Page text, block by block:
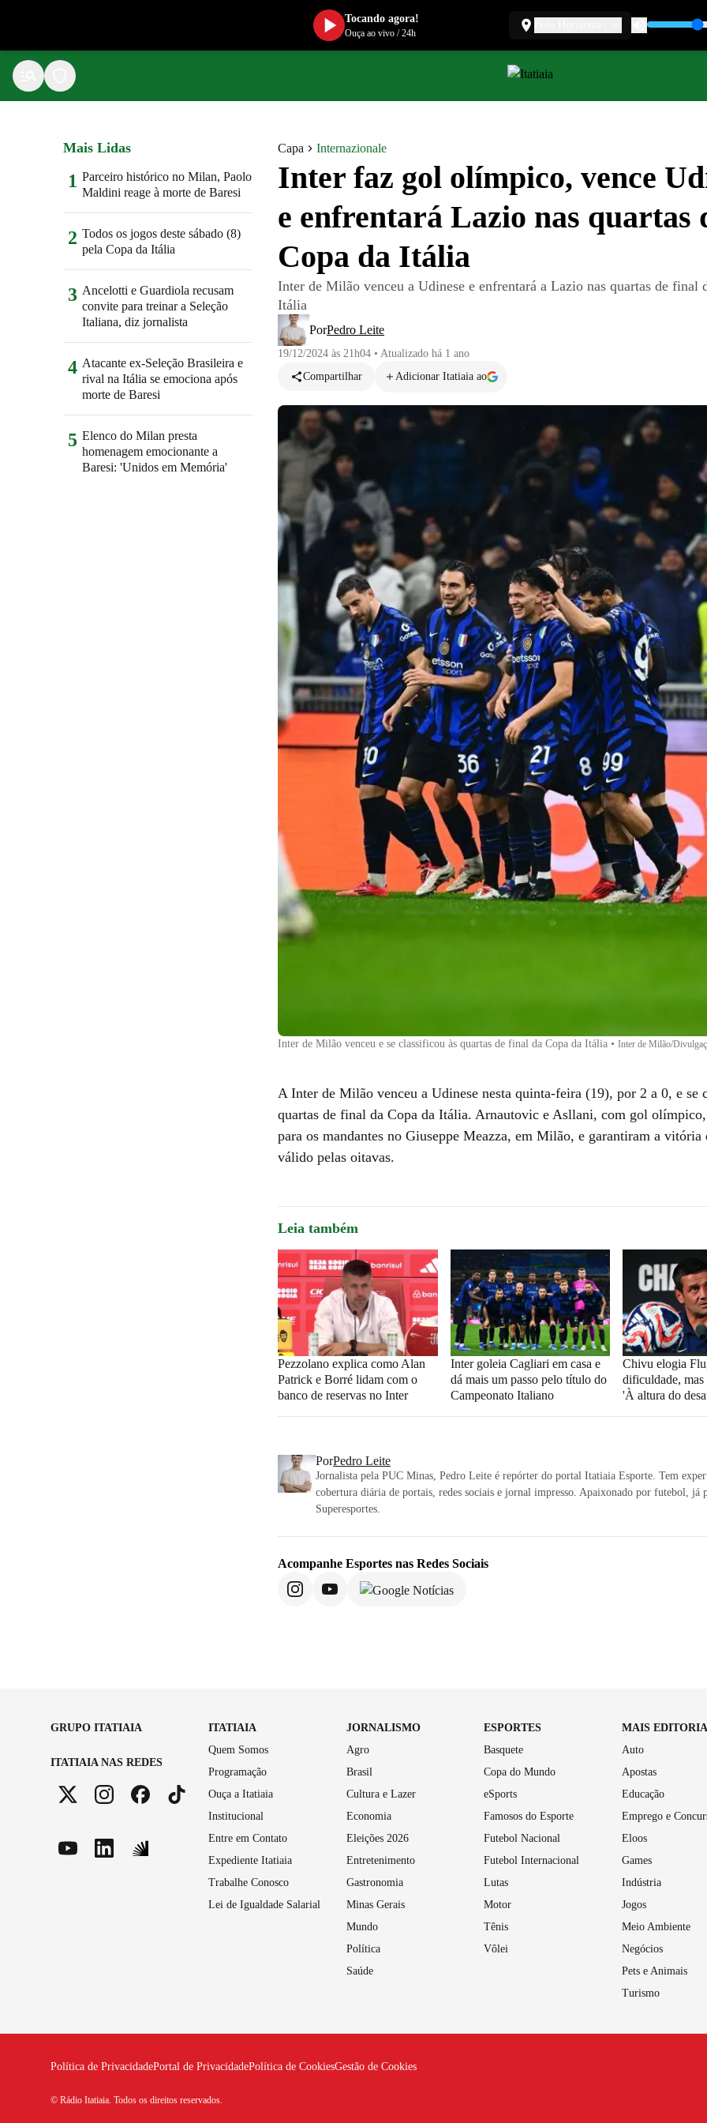
Capa Internazionale
Inter faz gol olímpico, vence
e enfrentará Lazio nas quartas
Copa da Itália
Inter de Milão venceu a Udinese e enfrentará a Lazio nas quartas de final
Itália
PorPedro Leite
19/12/2024 às 21h04 • Atualizado há 1 ano
Compartilhar
Adicionar Itatiaia ao
Inter de Milão venceu e se classificou às quartas de final da Copa da Itália • Inter de Milão/
A Inter de Milão venceu a Udinese nesta quinta-feira (19), por 2 a 0, e se
quartas de final da Copa da Itália. Arnautovic e Asllani, com gol
para os mandantes no Giuseppe Meazza, em Milão, e garantiram a vitória
válido pelas oitavas.
Leia também
Pezzolano explica como Alan
Patrick e Borré lidam com o
banco de reservas no Inter
Inter goleia Cagliari em casa e
dá mais um passo pelo título do
Campeonato Italiano
Chivu elogia
dificuldade,
'À altura do
PorPedro Leite
Jornalista pela PUC Minas, Pedro Leite é repórter do portal Itatiaia Esporte. Tem
cobertura diária de portais, redes sociais e jornal impresso. Apaixonado por futebol, já
Superesportes.
Acompanhe Esportes nas Redes Sociais
Mais Lidas
1 Parceiro histórico no Milan, Paolo
Maldini reage à morte de Baresi
2 Todos os jogos deste sábado (8)
pela Copa da Itália
3 Ancelotti e Guardiola recusam
convite para treinar a Seleção
Italiana, diz jornalista
4 Atacante ex-Seleção Brasileira e
rival na Itália se emociona após
morte de Baresi
5 Elenco do Milan presta
homenagem emocionante a
Baresi: 'Unidos em Memória'
GRUPO ITATIAIA
ITATIAIA NAS REDES
ITATIAIA
Quem Somos
Programação
Ouça a Itatiaia
Institucional
Entre em Contato
Expediente Itatiaia
Trabalhe Conosco
Lei de Igualdade Salarial
JORNALISMO
Agro
Brasil
Cultura e Lazer
Economia
Eleições 2026
Entretenimento
Gastronomia
Minas Gerais
Mundo
Política
Saúde
ESPORTES
Basquete
Copa do Mundo
eSports
Famosos do Esporte
Futebol Nacional
Futebol Internacional
Lutas
Motor
Tênis
Vôlei
MAIS
Auto
Apostas
Educação
Emprego e
Eloos
Games
Indústria
Jogos
Meio Ambiente
Negócios
Pets e Animais
Turismo
Política de PrivacidadePortal de PrivacidadePolítica de CookiesGestão de Cookies
© Rádio Itatiaia. Todos os direitos reservados.
Tocando agora!
Ouça ao vivo/24h